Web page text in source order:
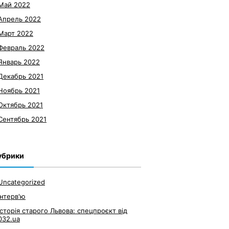
2022
2022
2022
2022
2022
2021
2021
2021
2021
старого Львова: спецпроєкт від